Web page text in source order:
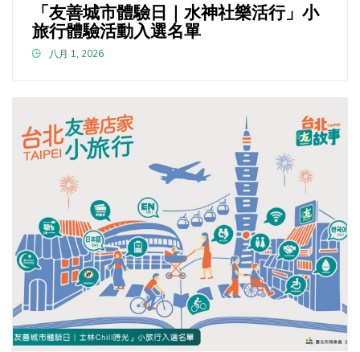
「友善城市體驗日｜水神社樂活行」小
旅行體驗活動入選名單
八月 1, 2026